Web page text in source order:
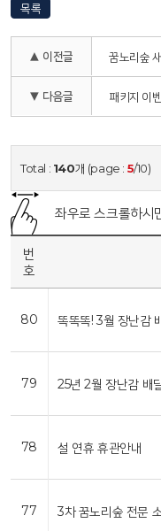
목록
▲ 이전글 꿈노리숲
▼ 다음글 패키지 이
Total : 140개 (page : 5/10)
좌우로 스크롤하시
번
호
80 똑똑똑! 3월 장난감
79 25년 2월 장난감 배
78 설 연휴 휴관안내
77 3차 꿈노리숲 전문